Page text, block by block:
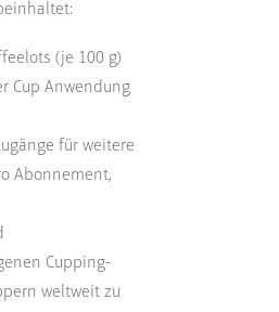
(je 100 g)
Cup Anwendung
für weitere
Abonnement,
Cupping-
weltweit zu